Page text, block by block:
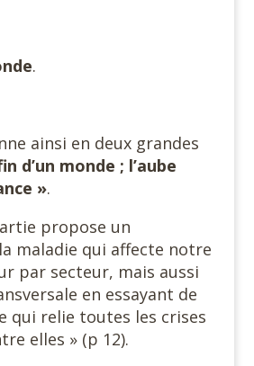
.
ainsi en deux grandes
d’un monde ; l’aube
».
propose un
maladie qui affecte notre
par secteur, mais aussi
en essayant de
qui relie toutes les crises
elles » (p 12).